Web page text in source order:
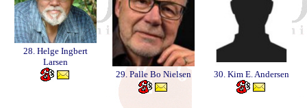
28. Helge Ingbert
Larsen
29. Palle Bo Nielsen
30. Kim E. Andersen